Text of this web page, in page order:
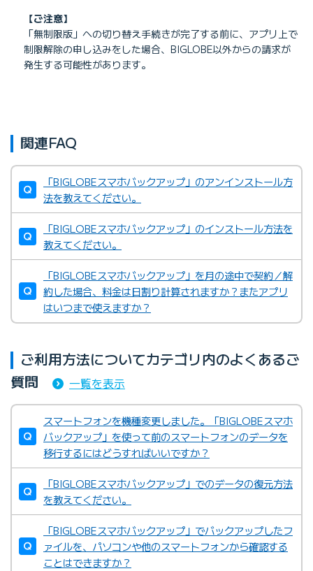
【ご注意】
「無制限版」への切り替え手続きが完了する前に、アプリ上で
制限解除の申し込みをした場合、BIGLOBE以外からの請求が
発生する可能性があります。
関連FAQ
「BIGLOBEスマホバックアップ」のアンインストール方
法を教えてください。
「BIGLOBEスマホバックアップ」のインストール方法を
教えてください。
「BIGLOBEスマホバックアップ」を月の途中で契約／解
約した場合、料金は日割り計算されますか？またアプリ
はいつまで使えますか？
ご利用方法についてカテゴリ内のよくあるご
質問
一覧を表示
スマートフォンを機種変更しました。「BIGLOBEスマホ
バックアップ」を使って前のスマートフォンのデータを
移行するにはどうすればいいですか？
「BIGLOBEスマホバックアップ」でのデータの復元方法
を教えてください。
「BIGLOBEスマホバックアップ」でバックアップしたフ
ァイルを、パソコンや他のスマートフォンから確認する
ことはできますか？